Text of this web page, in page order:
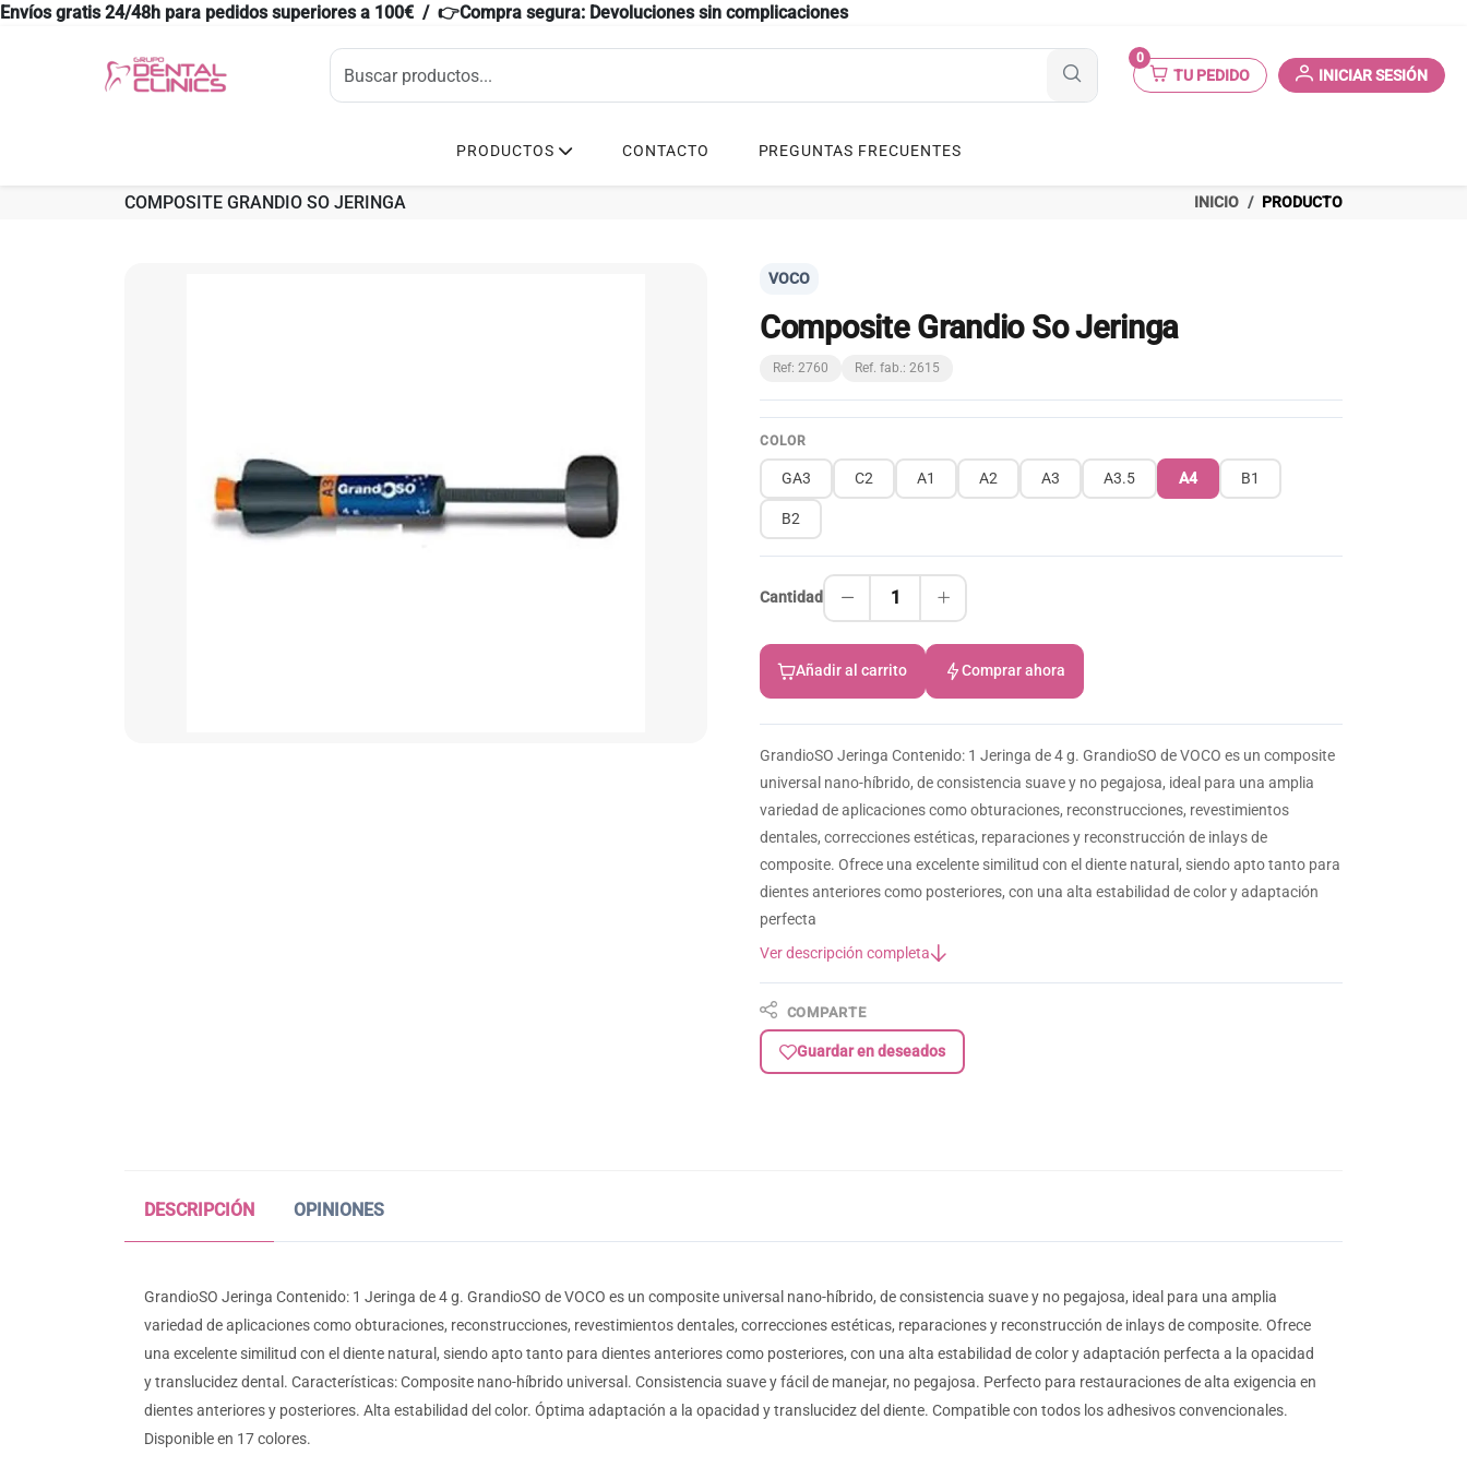
Envíos gratis 24/48h para pedidos superiores a 100€ / 👉Compra segura: Devoluciones sin complicaciones
0
TU PEDIDO INICIAR SESIÓN
PRODUCTOS CONTACTO PREGUNTAS FRECUENTES
COMPOSITE GRANDIO SO JERINGA INICIO PRODUCTO
VOCO
Composite Grandio So Jeringa
Ref: 2760 Ref. fab.: 2615
COLOR
GA3 C2 A1 A2 A3 A3.5 A4 B1
B2
Cantidad 1
Añadir al carrito Comprar ahora
GrandioSO Jeringa Contenido: 1 Jeringa de 4 g. GrandioSO de VOCO es un composite
universal nano-híbrido, de consistencia suave y no pegajosa, ideal para una amplia
variedad de aplicaciones como obturaciones, reconstrucciones, revestimientos
dentales, correcciones estéticas, reparaciones y reconstrucción de inlays de
composite. Ofrece una excelente similitud con el diente natural, siendo apto tanto para
dientes anteriores como posteriores, con una alta estabilidad de color y adaptación
perfecta
Ver descripción completa
COMPARTE
Guardar en deseados
DESCRIPCIÓN OPINIONES
GrandioSO Jeringa Contenido: 1 Jeringa de 4 g. GrandioSO de VOCO es un composite universal nano-híbrido, de consistencia suave y no pegajosa, ideal para una amplia
variedad de aplicaciones como obturaciones, reconstrucciones, revestimientos dentales, correcciones estéticas, reparaciones y reconstrucción de inlays de composite. Ofrece
una excelente similitud con el diente natural, siendo apto tanto para dientes anteriores como posteriores, con una alta estabilidad de color y adaptación perfecta a la opacidad
y translucidez dental. Características: Composite nano-híbrido universal. Consistencia suave y fácil de manejar, no pegajosa. Perfecto para restauraciones de alta exigencia en
dientes anteriores y posteriores. Alta estabilidad del color. Óptima adaptación a la opacidad y translucidez del diente. Compatible con todos los adhesivos convencionales.
Disponible en 17 colores.